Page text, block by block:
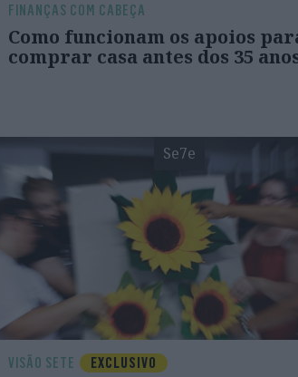
FINANÇAS COM CABEÇA
Como funcionam os apoios
comprar casa antes dos 35
Se7e
VISÃO SETE EXCLUSIVO